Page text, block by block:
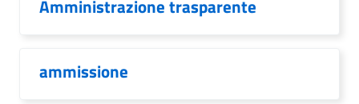
Amministrazione trasparente
ammissione